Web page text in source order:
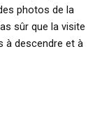
photos de la
sûr que la visite
à descendre et à